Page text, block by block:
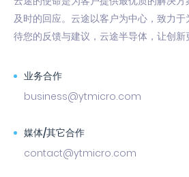
及时的回应。云途以客户为中心，致力
待您的反馈与建议，云途半导体，让创新
业务合作
business@ytmicro.com
媒体/其它合作
contact@ytmicro.com